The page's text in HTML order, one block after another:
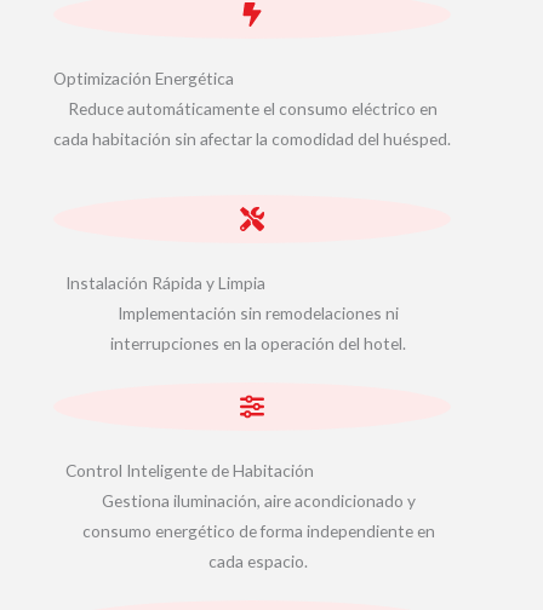
Optimización Energética
Reduce automáticamente el consumo eléctrico en
cada habitación sin afectar la comodidad del huésped.
Instalación Rápida y Limpia
Implementación sin remodelaciones ni
interrupciones en la operación del hotel.
Control Inteligente de Habitación
Gestiona iluminación, aire acondicionado y
consumo energético de forma independiente en
cada espacio.